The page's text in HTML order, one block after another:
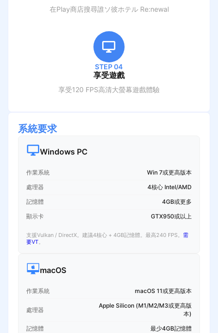
在Play商店搜尋誰ソ彼ホテル Re:newal
STEP 04
享受遊戲
享受120 FPS高清大螢幕遊戲體驗
系統要求
Windows PC
作業系統
Win 7或更高版本
處理器
4核心 Intel/AMD
記憶體
4GB或更多
顯示卡
GTX950或以上
支援Vulkan / DirectX。建議4核心 + 4GB記憶體。最高240 FPS。 需
要VT。
macOS
作業系統 macOS 11或更高版本
處理器
Apple Silicon (M1/M2/M3或更高版
本)
記憶體
最少4GB記憶體